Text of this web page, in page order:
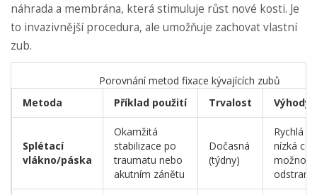
náhrada a membrána, která stimuluje růst nové kosti. Je
to invazivnější procedura, ale umožňuje zachovat vlastní
zub.
Porovnání metod fixace kývajících zubů
Metoda
Příklad použití Trvalost Výhody
Splétací
vlákno/páska
Okamžitá
stabilizace po
traumatu nebo
akutním zánětu
Dočasná
(týdny)
Rychlá
nízká
možnost